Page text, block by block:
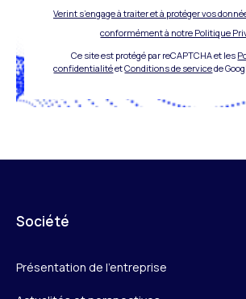
Verint s’engage à traiter et à protéger vos
conformément à notre Politique
Ce site est protégé par reCAPTCHA et les
confidentialitéetConditions de servicede
Société
Présentation de l’entreprise